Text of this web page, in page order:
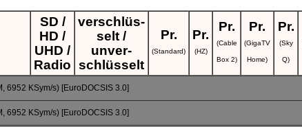
SD /
HD /
UHD /
Radio
verschlüs-
selt /
unver-
schlüsselt
Pr.
(Standard)
Pr.
(HZ)
Pr.
(Cable
Box 2)
Pr.
(GigaTV
Home)
Pr.
(Sky
Q)
6952 KSym/s) [EuroDOCSIS 3.0]
6952 KSym/s) [EuroDOCSIS 3.0]